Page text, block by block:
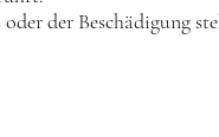
der Beschädigung